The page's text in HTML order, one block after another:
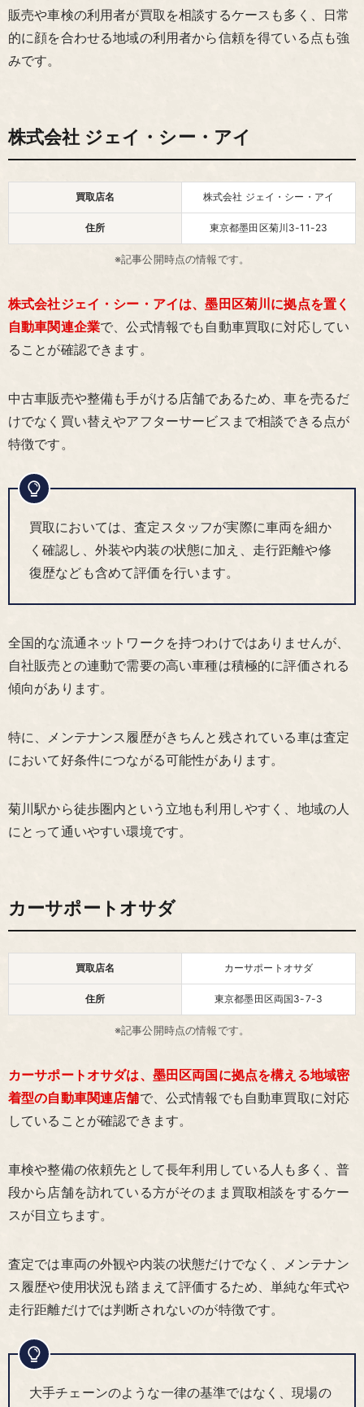
販売や車検の利用者が買取を相談するケースも多く、日常
的に顔を合わせる地域の利用者から信頼を得ている点も強
みです。
株式会社 ジェイ・シー・アイ
買取店名 株式会社 ジェイ・シー・アイ
住所 東京都墨田区菊川3-11-23
※記事公開時点の情報です。
株式会社ジェイ・シー・アイは、墨田区菊川に拠点を置く
自動車関連企業で、公式情報でも自動車買取に対応してい
ることが確認できます。
中古車販売や整備も手がける店舗であるため、車を売るだ
けでなく買い替えやアフターサービスまで相談できる点が
特徴です。
買取においては、査定スタッフが実際に車両を細か
く確認し、外装や内装の状態に加え、走行距離や修
復歴なども含めて評価を行います。
全国的な流通ネットワークを持つわけではありませんが、
自社販売との連動で需要の高い車種は積極的に評価される
傾向があります。
特に、メンテナンス履歴がきちんと残されている車は査定
において好条件につながる可能性があります。
菊川駅から徒歩圏内という立地も利用しやすく、地域の人
にとって通いやすい環境です。
カーサポートオサダ
買取店名 カーサポートオサダ
住所 東京都墨田区両国3-7-3
※記事公開時点の情報です。
カーサポートオサダは、墨田区両国に拠点を構える地域密
着型の自動車関連店舗で、公式情報でも自動車買取に対応
していることが確認できます。
車検や整備の依頼先として長年利用している人も多く、普
段から店舗を訪れている方がそのまま買取相談をするケー
スが目立ちます。
査定では車両の外観や内装の状態だけでなく、メンテナン
ス履歴や使用状況も踏まえて評価するため、単純な年式や
走行距離だけでは判断されないのが特徴です。
大手チェーンのような一律の基準ではなく、現場の